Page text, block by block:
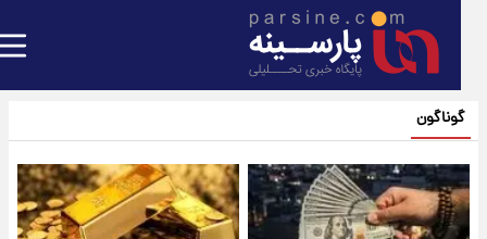
گوناگون